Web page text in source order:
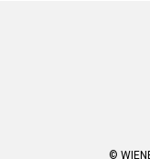
©